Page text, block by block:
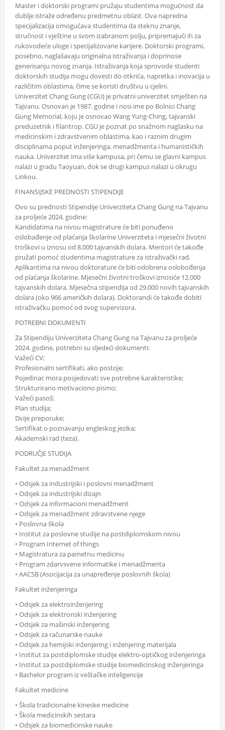
Master i doktorski programi pružaju studentima mogućnost da
dublje istraže određenu predmetnu oblast. Ova napredna
specijalizacija omogućava studentima da steknu znanje,
stručnost i vještine u svom izabranom polju, pripremajući ih za
rukovodeće uloge i specijalizovane karijere. Doktorski programi,
posebno, naglašavaju originalna istraživanja i doprinose
generisanju novog znanja. Istraživanja koja sprovode studenti
doktorskih studija mogu dovesti do otkrića, napretka i inovacija u
različitim oblastima, čime se koristi društvu u cjelini.
Univerzitet Chang Gung (CGU) je privatni univerzitet smješten na
Tajvanu. Osnovan je 1987. godine i nosi ime po Bolnici Chang
Gung Memorial, koju je osnovao Wang Yung-Ching, tajvanski
preduzetnik i filantrop. CGU je poznat po snažnom naglasku na
medicinskim i zdravstvenim oblastima, kao i raznim drugim
disciplinama poput inženjeringa, menadžmenta i humanističkih
nauka. Univerzitet ima više kampusa, pri čemu se glavni kampus
nalazi u gradu Taoyuan, dok se drugi kampus nalazi u okrugu
Linkou.
FINANSIJSKE PREDNOSTI STIPENDIJE
Ovo su prednosti Stipendije Univerziteta Chang Gung na Tajvanu
za proljeće 2024. godine:
Kandidatima na nivou magistrature će biti ponuđeno
oslobađenje od plaćanja školarine Univerziteta i mjesečni životni
troškovi u iznosu od 8.000 tajvanskih dolara. Mentori će takođe
pružati pomoć studentima magistrature za istraživački rad.
Aplikantima na nivou doktorature će biti odobrena oslobođenja
od plaćanja školarine. Mjesečni životni troškovi iznosiće 12.000
tajvanskih dolara. Mjesečna stipendija od 29.000 novih tajvanskih
dolara (oko 966 američkih dolara). Doktorandi će takođe dobiti
istraživačku pomoć od svog supervizora.
POTREBNI DOKUMENTI
Za Stipendiju Univerziteta Chang Gung na Tajvanu za proljeće
2024. godine, potrebni su sljedeći dokumenti:
Važeći CV;
Profesionalni sertifikati, ako postoje;
Pojedinac mora posjedovati sve potrebne karakteristike;
Strukturirano motivaciono pismo;
Važeći pasoš;
Plan studija;
Dvije preporuke;
Sertifikat o poznavanju engleskog jezika;
Akademski rad (teza).
PODRUČJE STUDIJA
Fakultet za menadžment
• Odsjek za industrijski i poslovni menadžment
• Odsjek za industrijski dizajn
• Odsjek za informacioni menadžment
• Odsjek za menadžment zdravstvene njege
• Poslovna škola
• Institut za poslovne studije na postdiplomskom nivou
• Program Internet of things
• Magistratura za pametnu medicinu
• Program zdarvsvene informatike i menadžmenta
• AACSB (Asocijacija za unapređenje poslovnih škola)
Fakultet inženjeringa
• Odsjek za elektroinženjering
• Odsjek za elektronski inženjering
• Odsjek za mašinski inženjering
• Odsjek za računarske nauke
• Odsjek za hemijski inženjering i inženjering materijala
• Institut za postdiplomske studije elektro-optičkog inženjeringa
• Institut za postdiplomske studije biomedicinskog inženjeringa
• Bachelor program iz veštačke inteligencije
Fakultet medicine
• Škola tradicionalne kineske medicine
• Škola medicinskih sestara
• Odsjek za biomedicinske nauke